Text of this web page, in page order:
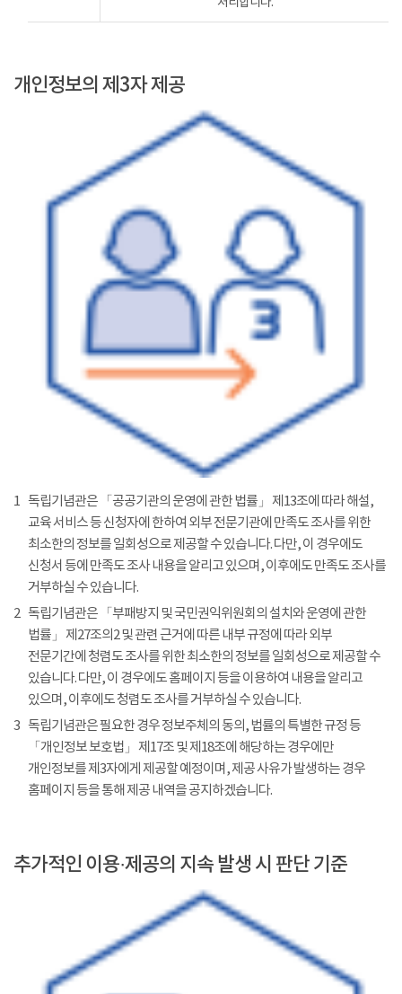
개인정보의 제3자 제공
1 독립기념관은 「공공기관의 운영에 관한 법률」 제13조에 따라 해설,
교육 서비스 등 신청자에 한하여 외부 전문기관에 만족도 조사를 위한
최소한의 정보를 일회성으로 제공할 수 있습니다. 다만, 이 경우에도
신청서 등에 만족도 조사 내용을 알리고 있으며, 이후에도 만족도 조사를
거부하실 수 있습니다.
2 독립기념관은 「부패방지 및 국민권익위원회의 설치와 운영에 관한
법률」 제27조의2 및 관련 근거에 따른 내부 규정에 따라 외부
전문기간에 청렴도 조사를 위한 최소한의 정보를 일회성으로 제공할 수
있습니다. 다만, 이 경우에도 홈페이지 등을 이용하여 내용을 알리고
있으며, 이후에도 청렴도 조사를 거부하실 수 있습니다.
3 독립기념관은 필요한 경우 정보주체의 동의, 법률의 특별한 규정 등
「개인정보 보호법」 제17조 및 제18조에 해당하는 경우에만
개인정보를 제3자에게 제공할 예정이며, 제공 사유가 발생하는 경우
홈페이지 등을 통해 제공 내역을 공지하겠습니다.
추가적인 이용·제공의 지속 발생 시 판단 기준